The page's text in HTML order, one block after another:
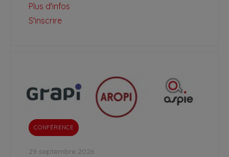
Plus d'infos
S'inscrire
CONFÉRENCE
29 septembre 2026